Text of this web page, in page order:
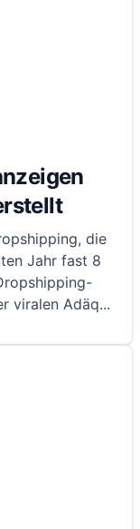
die
Jahr fast 8
viralen Adäq...